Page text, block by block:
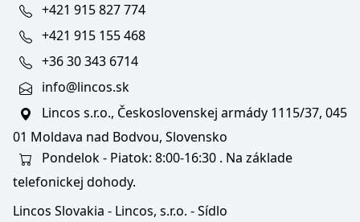
+421 915 827 774
+421 915 155 468
+36 30 343 6714
info@lincos.sk
Lincos s.r.o., Československej armády 1115/37, 045
01 Moldava nad Bodvou, Slovensko
Pondelok - Piatok: 8:00-16:30 . Na základe
telefonickej dohody.
Lincos Slovakia - Lincos, s.r.o. - Sídlo